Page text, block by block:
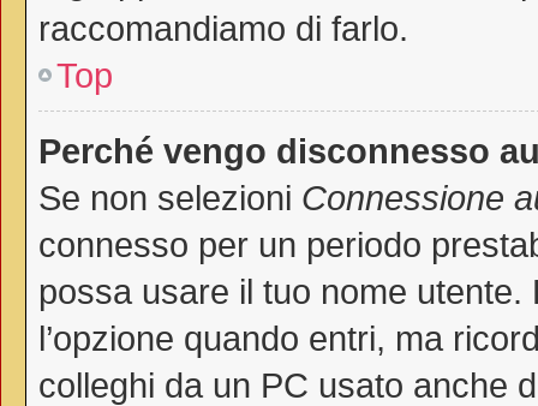
raccomandiamo di farlo.
Top
Perché vengo disconnesso
Se non selezioni Connessione
connesso per un periodo
possa usare il tuo nome
l’opzione quando entri, ma
colleghi da un PC usato anche